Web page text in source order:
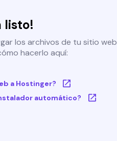
listo!
los archivos de tu sitio web
hacerlo aquí:
a Hostinger?
automático?